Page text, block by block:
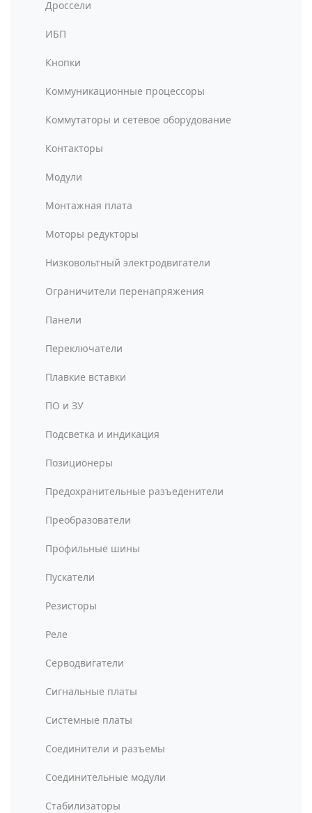
Дроссели
ИБП
Кнопки
Коммуникационные процессоры
Коммутаторы и сетевое оборудование
Контакторы
Модули
Монтажная плата
Моторы редукторы
Низковольтный электродвигатели
Ограничители перенапряжения
Панели
Переключатели
Плавкие вставки
ПО и ЗУ
Подсветка и индикация
Позиционеры
Предохранительные разъеденители
Преобразователи
Профильные шины
Пускатели
Резисторы
Реле
Серводвигатели
Сигнальные платы
Системные платы
Соединители и разъемы
Соединительные модули
Стабилизаторы